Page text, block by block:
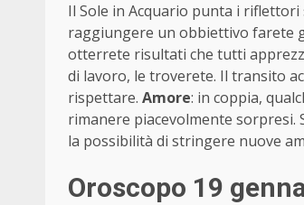
Il Sole in Acquario punta i
raggiungere un obbiettivo farete
otterrete risultati che tutti
di lavoro, le troverete. Il transito
rispettare. Amore: in coppia,
rimanere piacevolmente sorpresi.
la possibilità di stringere nuove
Oroscopo 19